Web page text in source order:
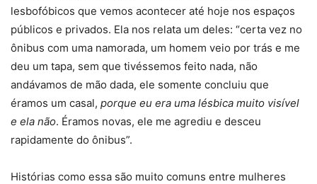
lesbofóbicos que vemos acontecer até hoje nos espaços
públicos e privados. Ela nos relata um deles: “certa vez no
ônibus com uma namorada, um homem veio por trás e me
deu um tapa, sem que tivéssemos feito nada, não
andávamos de mão dada, ele somente concluiu que
éramos um casal, porque eu era uma lésbica muito visível
e ela não. Éramos novas, ele me agrediu e desceu
rapidamente do ônibus”.
Histórias como essa são muito comuns entre mulheres